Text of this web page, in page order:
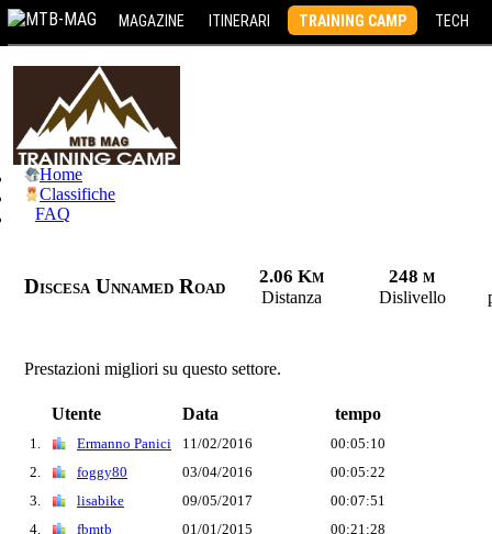
MAGAZINE ITINERARI TRAINING CAMP TECH
Home
Classifiche
FAQ
Discesa Unnamed Road 2.06 Km
Distanza
248 m
Dislivello
Prestazioni migliori su questo settore.
Utente Data tempo
1. Ermanno Panici 11/02/2016
00:05:10
2.
foggy80 03/04/2016
00:05:22
3.
lisabike 09/05/2017
00:07:51
4.
fbmtb 01/01/2015 00:21:28